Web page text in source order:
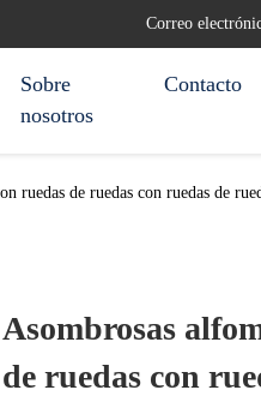
Correo
Sobre
nosotros
Contacto
ruedas de ruedas con ruedas de
Asombrosas
de ruedas con